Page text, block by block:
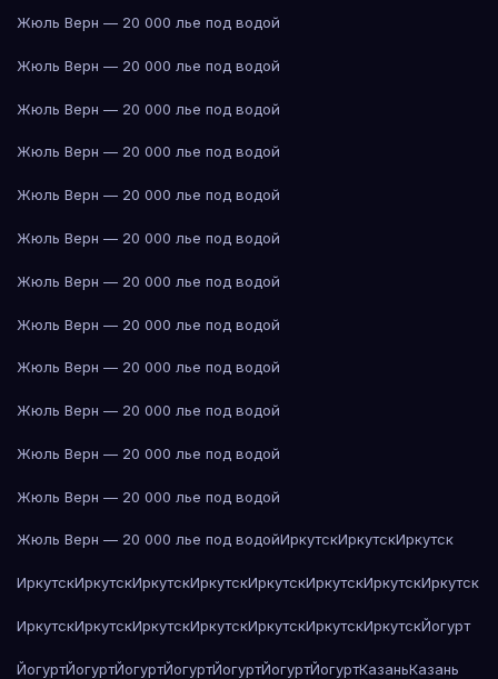
Жюль Верн — 20 000 лье под водой
Жюль Верн — 20 000 лье под водой
Жюль Верн — 20 000 лье под водой
Жюль Верн — 20 000 лье под водой
Жюль Верн — 20 000 лье под водой
Жюль Верн — 20 000 лье под водой
Жюль Верн — 20 000 лье под водой
Жюль Верн — 20 000 лье под водой
Жюль Верн — 20 000 лье под водой
Жюль Верн — 20 000 лье под водой
Жюль Верн — 20 000 лье под водой
Жюль Верн — 20 000 лье под водой
Жюль Верн — 20 000 лье под водойИркутскИркутскИркутск
ИркутскИркутскИркутскИркутскИркутскИркутскИркутскИркутск
ИркутскИркутскИркутскИркутскИркутскИркутскИркутскЙогурт
ЙогуртЙогуртЙогуртЙогуртЙогуртЙогуртЙогуртКазаньКазань